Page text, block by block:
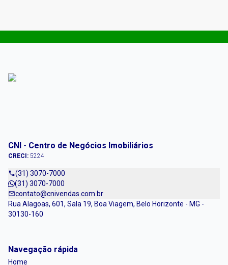
CNI - Centro de Negócios Imobiliários
CRECI: 5224
(31) 3070-7000
(31) 3070-7000
contato@cnivendas.com.br
Rua Alagoas, 601, Sala 19, Boa Viagem, Belo Horizonte - MG -
30130-160
Navegação rápida
Home